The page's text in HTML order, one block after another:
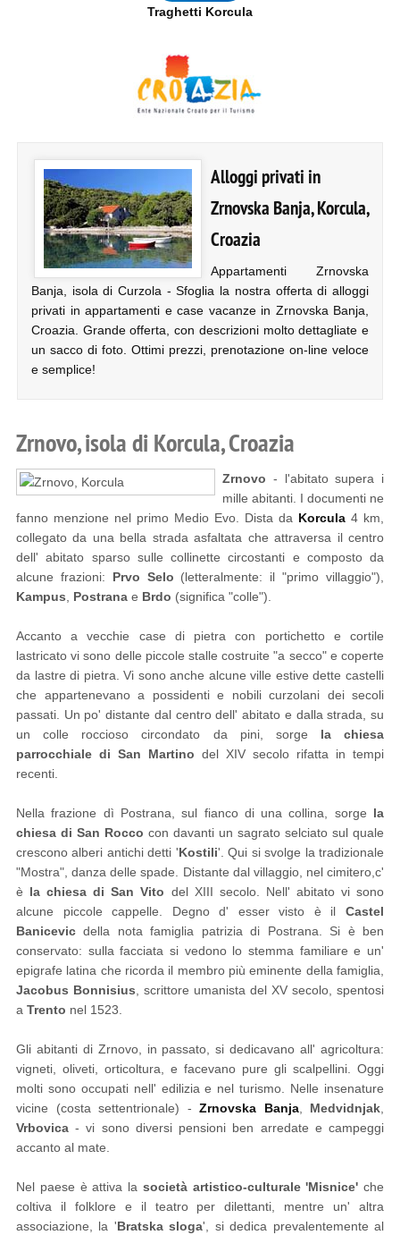
Traghetti Korcula
Alloggi privati in
Zrnovska Banja, Korcula,
Croazia
Appartamenti Zrnovska
Banja, isola di Curzola - Sfoglia la nostra offerta di alloggi
privati in appartamenti e case vacanze in Zrnovska Banja,
Croazia. Grande offerta, con descrizioni molto dettagliate e
un sacco di foto. Ottimi prezzi, prenotazione on-line veloce
e semplice!
Zrnovo, isola di Korcula, Croazia
Zrnovo - l'abitato supera i
mille abitanti. I documenti ne
fanno menzione nel primo Medio Evo. Dista da Korcula 4 km,
collegato da una bella strada asfaltata che attraversa il centro
dell' abitato sparso sulle collinette circostanti e composto da
alcune frazioni: Prvo Selo (letteralmente: il "primo villaggio"),
Kampus, Postrana e Brdo (significa "colle").
Accanto a vecchie case di pietra con portichetto e cortile
lastricato vi sono delle piccole stalle costruite "a secco" e coperte
da lastre di pietra. Vi sono anche alcune ville estive dette castelli
che appartenevano a possidenti e nobili curzolani dei secoli
passati. Un po' distante dal centro dell' abitato e dalla strada, su
un colle roccioso circondato da pini, sorge la chiesa
parrocchiale di San Martino del XIV secolo rifatta in tempi
recenti.
Nella frazione dì Postrana, sul fianco di una collina, sorge la
chiesa di San Rocco con davanti un sagrato selciato sul quale
crescono alberi antichi detti 'Kostili'. Qui si svolge la tradizionale
"Mostra", danza delle spade. Distante dal villaggio, nel cimitero,c'
è la chiesa di San Vito del XIII secolo. Nell' abitato vi sono
alcune piccole cappelle. Degno d' esser visto è il Castel
Banicevic della nota famiglia patrizia di Postrana. Si è ben
conservato: sulla facciata si vedono lo stemma familiare e un'
epigrafe latina che ricorda il membro più eminente della famiglia,
Jacobus Bonnisius, scrittore umanista del XV secolo, spentosi
a Trento nel 1523.
Gli abitanti di Zrnovo, in passato, si dedicavano all' agricoltura:
vigneti, oliveti, orticoltura, e facevano pure gli scalpellini. Oggi
molti sono occupati nell' edilizia e nel turismo. Nelle insenature
vicine (costa settentrionale) - Zrnovska Banja, Medvidnjak,
Vrbovica- vi sono diversi pensioni ben arredate e campeggi
accanto al mate.
Nel paese è attiva la società artistico-culturale 'Misnice' che
coltiva il folklore e il teatro per dilettanti, mentre un' altra
associazione, la 'Bratska sloga', si dedica prevalentemente al